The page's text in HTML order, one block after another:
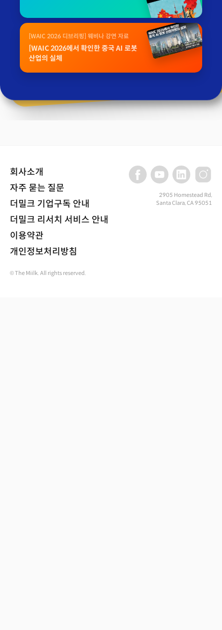
[WAIC 2026 디브리핑] 웨비나 강연 자료
[WAIC 2026에서 확인한 중국 AI 로봇
산업의 실체
회사소개
자주 묻는 질문
더밀크 기업구독 안내
더밀크 리서치 서비스 안내
이용약관
개인정보처리방침
2905 Homestead Rd,
Santa Clara, CA 95051
© The Miilk. All rights reserved.